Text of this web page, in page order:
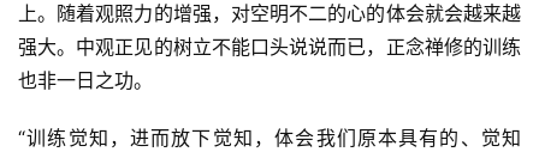
政
策
规
上。随着观照力的增强，对空明不二的心的体会就会越来越
强大。中观正见的树立不能口头说说而已，正念禅修的训练
也非一日之功。
“训练觉知，进而放下觉知，体会我们原本具有的、觉知